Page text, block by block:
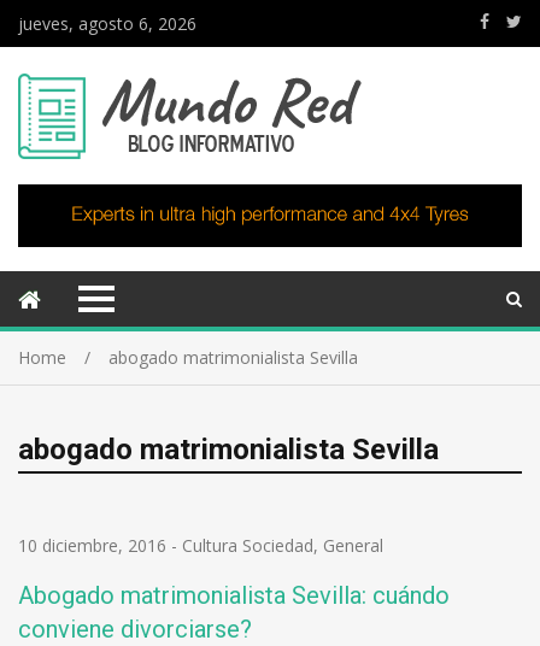
jueves, agosto 6, 2026
Home abogado matrimonialista Sevilla
abogado matrimonialista Sevilla
10 diciembre, 2016 - Cultura Sociedad, General
Abogado matrimonialista Sevilla: cuándo
conviene divorciarse?